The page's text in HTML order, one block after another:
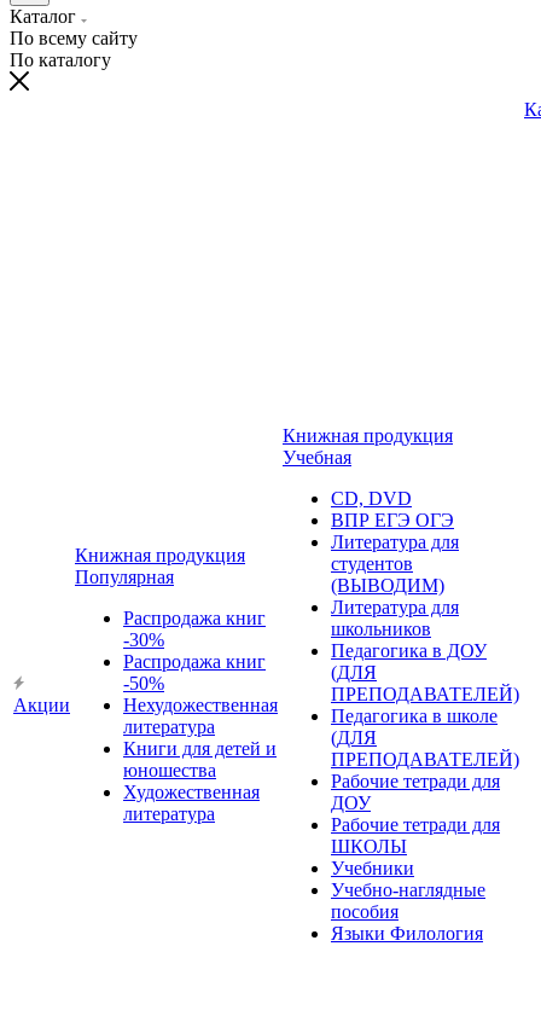
Каталог
По всему сайту
По каталогу
Акции
Книжная продукция
Популярная
Распродажа книг
-30%
Распродажа книг
-50%
Нехудожественная
литература
Книги для детей и
юношества
Художественная
литература
Книжная продукция
Учебная
CD, DVD
ВПР ЕГЭ ОГЭ
Литература для
студентов
(ВЫВОДИМ)
Литература для
школьников
Педагогика в ДОУ
(ДЛЯ
ПРЕПОДАВАТЕЛЕЙ)
Педагогика в школе
(ДЛЯ
ПРЕПОДАВАТЕЛЕЙ)
Рабочие тетради для
ДОУ
Рабочие тетради для
ШКОЛЫ
Учебники
Учебно-наглядные
пособия
Языки Филология